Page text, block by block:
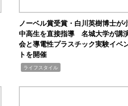
ノーベル賞受賞・白川英樹博士が
中高生を直接指導 名城大学が講
会と導電性プラスチック実験イベ
トを開催
ライフスタイル